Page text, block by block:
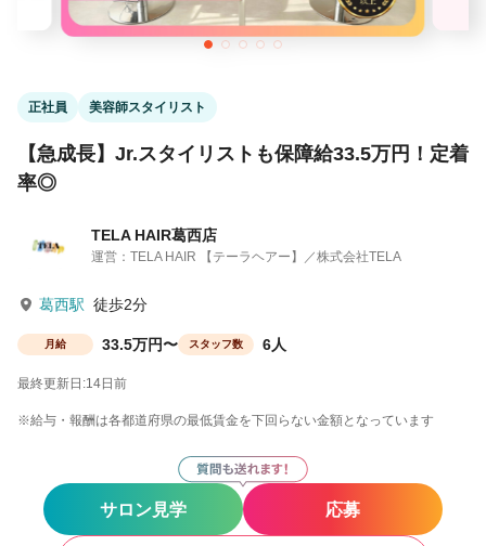
正社員 美容師スタイリスト
【急成長】Jr.スタイリストも保障給33.5万円！定着
率◎
TELA HAIR葛西店
運営：TELA HAIR 【テーラヘアー】／株式会社TELA
葛西駅 徒歩2分
月給 33.5万円〜 スタッフ数 6人
最終更新日:14日前
※給与・報酬は各都道府県の最低賃金を下回らない金額となっています
サロン見学 応募